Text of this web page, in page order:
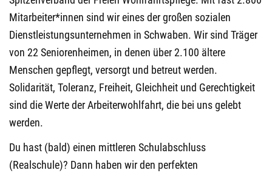
Mitarbeiter*innen sind wir eines der großen sozialen
Dienstleistungsunternehmen in Schwaben. Wir sind Träger
von 22 Seniorenheimen, in denen über 2.100 ältere
Menschen gepflegt, versorgt und betreut werden.
Solidarität, Toleranz, Freiheit, Gleichheit und Gerechtigkeit
sind die Werte der Arbeiterwohlfahrt, die bei uns gelebt
werden.
Du hast (bald) einen mittleren Schulabschluss
(Realschule)? Dann haben wir den perfekten